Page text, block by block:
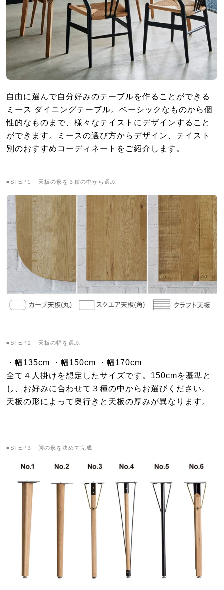
自由に選んで自分好みのテーブルを作ることができる
ミース ダイニングテーブル。ベーシックなものから個
性的なものまで、様々なテイストにデザインすること
ができます。ミースの選び方からデザイン、テイスト
別のおすすめコーディネートをご紹介します。
■STEP１ 天板の形を３種の中から選ぶ
■STEP２ 天板の幅を選ぶ
・幅135cm ・幅150cm ・幅170cm
全て４人掛けを想定したサイズです。150cmを基準と
し、お好みに合わせて３種の中からお選びください。
天板の形によって奥行きと天板の厚みが異なります。
■STEP３ 脚の形を決めて完成